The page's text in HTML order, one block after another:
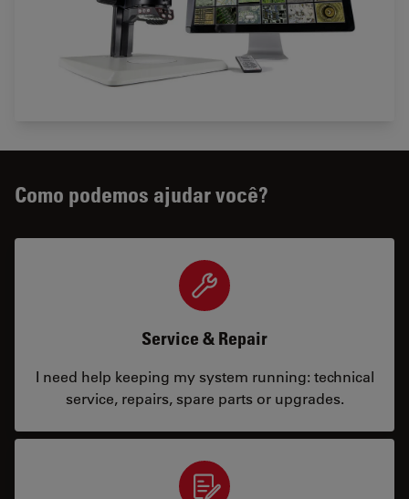
Como podemos ajudar você?
Service & Repair
I need help keeping my system running: technical
service, repairs, spare parts or upgrades.